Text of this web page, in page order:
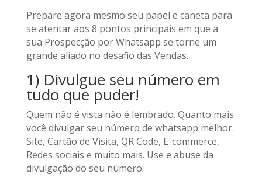
Prepare agora mesmo seu papel e caneta para
se atentar aos 8 pontos principais em que a
sua Prospecção por Whatsapp se torne um
grande aliado no desafio das Vendas.
1) Divulgue seu número em
tudo que puder!
Quem não é vista não é lembrado. Quanto mais
você divulgar seu número de whatsapp melhor.
Site, Cartão de Visita, QR Code, E-commerce,
Redes sociais e muito mais. Use e abuse da
divulgação do seu número.